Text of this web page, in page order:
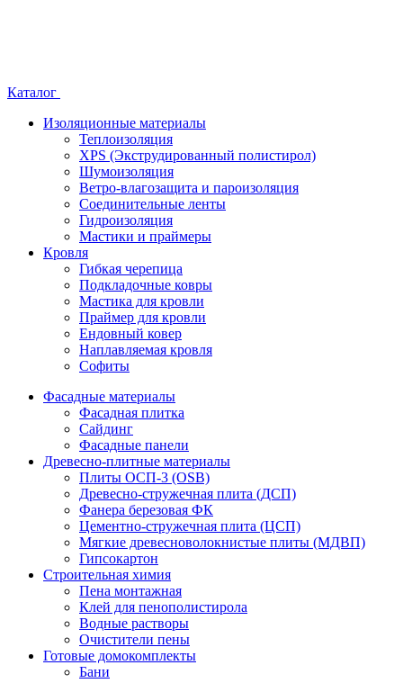
Каталог
Изоляционные материалы
Теплоизоляция
XPS (Экструдированный полистирол)
Шумоизоляция
Ветро-влагозащита и пароизоляция
Соединительные ленты
Гидроизоляция
Мастики и праймеры
Кровля
Гибкая черепица
Подкладочные ковры
Мастика для кровли
Праймер для кровли
Ендовный ковер
Наплавляемая кровля
Софиты
Фасадные материалы
Фасадная плитка
Сайдинг
Фасадные панели
Древесно-плитные материалы
Плиты ОСП-3 (OSB)
Древесно-стружечная плита (ДСП)
Фанера березовая ФК
Цементно-стружечная плита (ЦСП)
Мягкие древесноволокнистые плиты (МДВП)
Гипсокартон
Строительная химия
Пена монтажная
Клей для пенополистирола
Водные растворы
Очистители пены
Готовые домокомплекты
Бани